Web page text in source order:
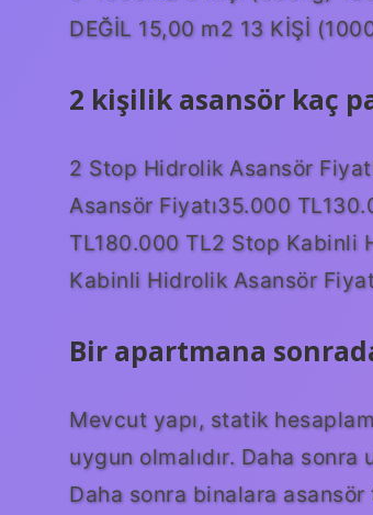
DEĞİL 15,00 m2 13 KİŞİ
2 kişilik asansör kaç
2 Stop Hidrolik Asansör
Asansör Fiyatı35.000
TL180.000 TL2 Stop Kabinli
Kabinli Hidrolik Asansör
Bir apartmana
Mevcut yapı, statik
uygun olmalıdır. Daha
Daha sonra binalara